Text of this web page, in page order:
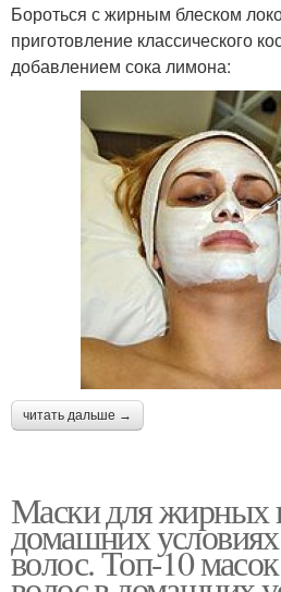
Бороться с жирным блеском
приготовление классического
добавлением сока лимона:
читать дальше →
Маски для жирных
домашних
волос. Топ-10